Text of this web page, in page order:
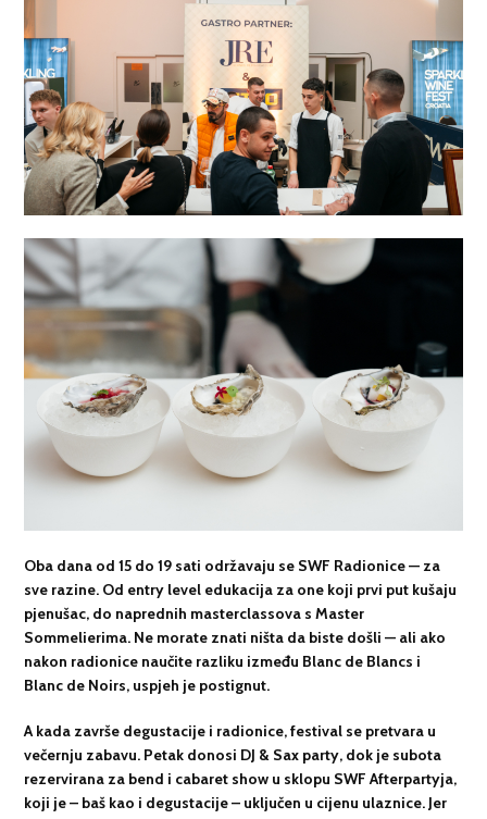
Oba dana od 15 do 19 sati održavaju se SWF Radionice— za
sve razine. Od entry level edukacija za one koji prvi put kušaju
pjenušac, do naprednih masterclassova s Master
Sommelierima. Ne morate znati ništa da biste došli — ali ako
nakon radionice naučite razliku između Blanc de Blancs i
Blanc de Noirs, uspjeh je postignut.
A kada završe degustacije i radionice, festival se pretvara u
večernju zabavu. Petak donosi DJ & Sax party, dok je subota
rezervirana za bend i cabaret show u sklopu SWF Afterpartyja,
koji je – baš kao i degustacije – uključen u cijenu ulaznice. Jer